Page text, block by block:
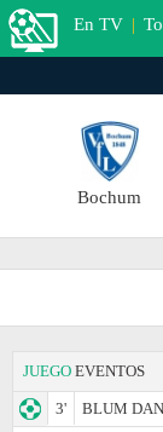
En TV |
Bochum
JUEGO EVENTOS
3'
BLUM